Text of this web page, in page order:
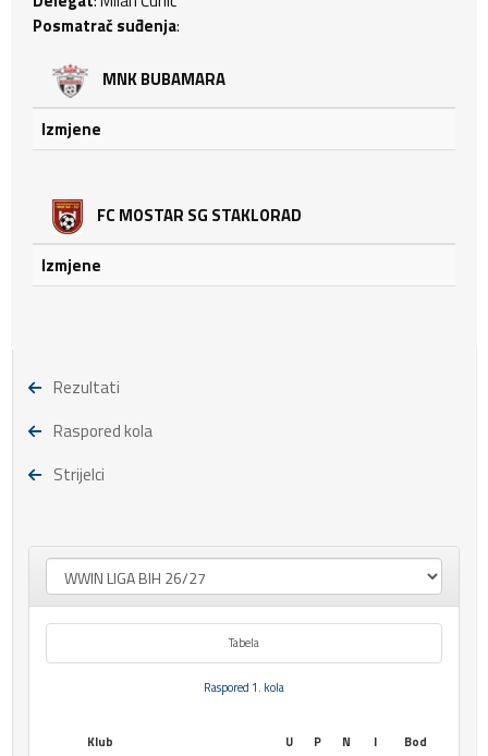
Posmatrač suđenja:
MNK BUBAMARA
Izmjene
FC MOSTAR SG STAKLORAD
Izmjene
Rezultati
Raspored kola
Strijelci
Tabela
Raspored 1. kola
Klub U P N I
Bod